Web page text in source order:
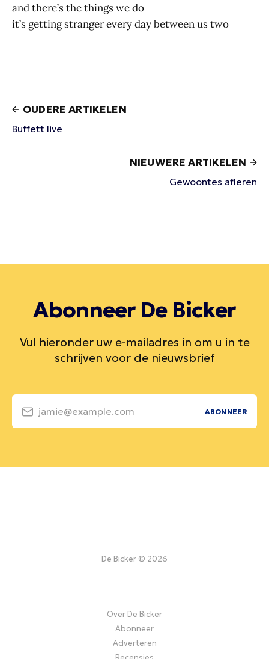
and there’s the things we do
it’s getting stranger every day between us two
OUDERE ARTIKELEN
Buffett live
NIEUWERE ARTIKELEN
Gewoontes afleren
Abonneer De Bicker
Vul hieronder uw e-mailadres in om u in te
schrijven voor de nieuwsbrief
jamie@example.com ABONNEER
De Bicker © 2026
Over De Bicker
Abonneer
Adverteren